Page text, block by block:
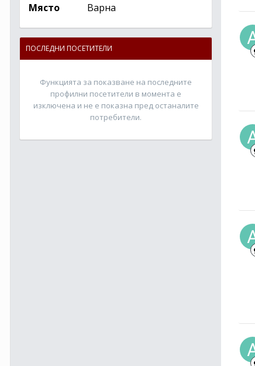
Място
Варна
ПОСЛЕДНИ ПОСЕТИТЕЛИ
Функцията за показване на последните
профилни посетители в момента е
изключена и не е показна пред останалите
потребители.